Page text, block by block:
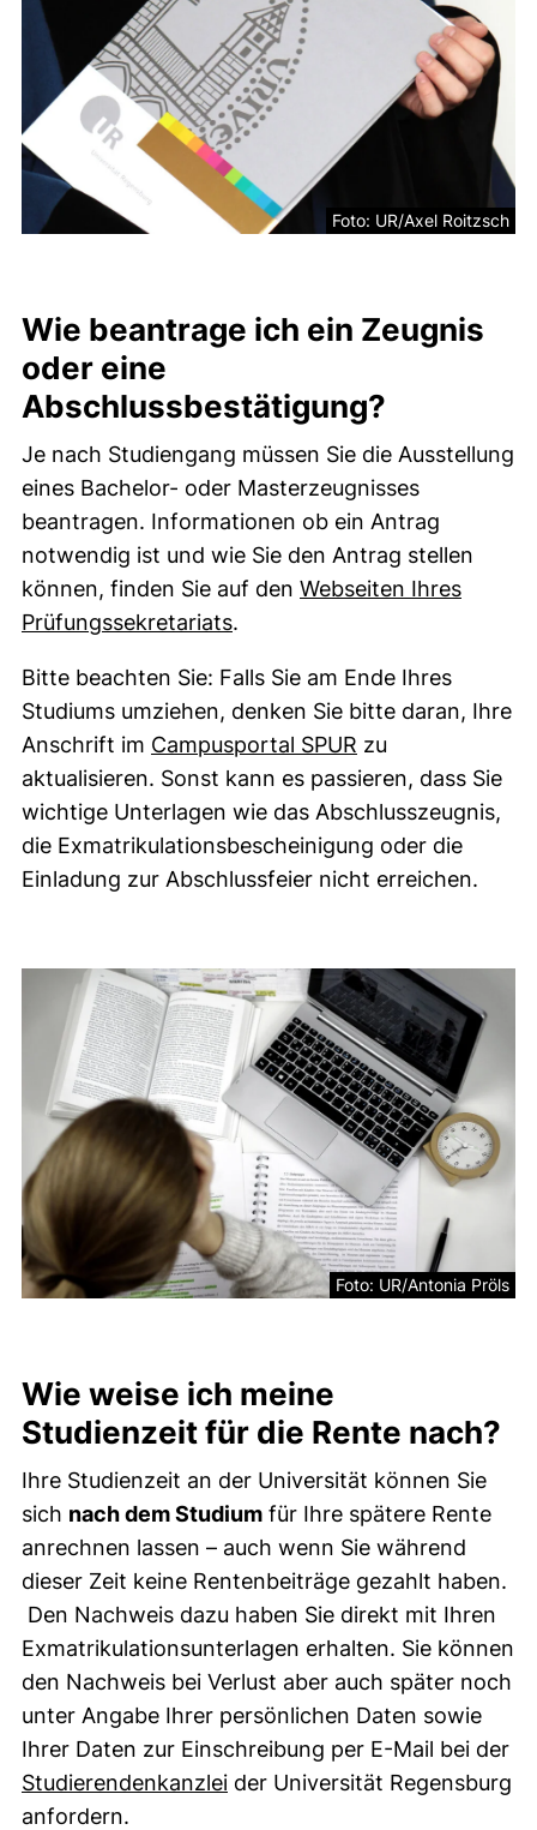
Foto: UR/Axel Roitzsch
Wie beantrage ich ein Zeugnis
oder eine
Abschlussbestätigung?
Je nach Studiengang müssen Sie die Ausstellung
eines Bachelor- oder Masterzeugnisses
beantragen. Informationen ob ein Antrag
notwendig ist und wie Sie den Antrag stellen
können, finden Sie auf den Webseiten Ihres
Prüfungssekretariats.
Bitte beachten Sie: Falls Sie am Ende Ihres
Studiums umziehen, denken Sie bitte daran, Ihre
Anschrift im Campusportal SPUR (externer Link,
zu
aktualisieren. Sonst kann es passieren, dass Sie
wichtige Unterlagen wie das Abschlusszeugnis,
die Exmatrikulationsbescheinigung oder die
Einladung zur Abschlussfeier nicht erreichen.
Rentenbescheinigung
Foto: UR/Antonia Pröls
Wie weise ich meine
Studienzeit für die Rente nach?
Ihre Studienzeit an der Universität können Sie
sich nach dem Studium für Ihre spätere Rente
anrechnen lassen – auch wenn Sie während
dieser Zeit keine Rentenbeiträge gezahlt haben.
Den Nachweis dazu haben Sie direkt mit Ihren
Exmatrikulationsunterlagen erhalten. Sie können
den Nachweis bei Verlust aber auch später noch
unter Angabe Ihrer persönlichen Daten sowie
Ihrer Daten zur Einschreibung per E-Mail bei der
Studierendenkanzlei der Universität Regensburg
anfordern.